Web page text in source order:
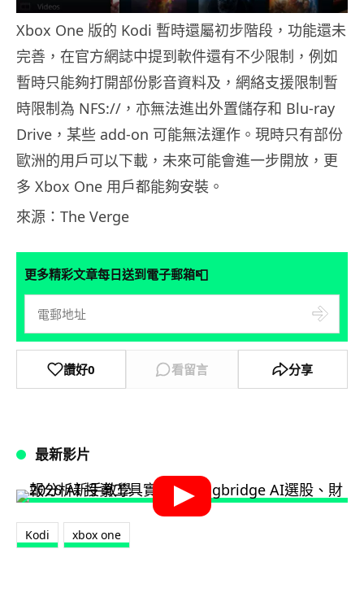
Xbox One 版的 Kodi 暫時還屬初步階段，功能還未
完善，在官方網誌中提到軟件還有不少限制，例如
暫時只能夠打開部份影音資料及，網絡支援限制暫
時限制為 NFS://，亦無法進出外置儲存和 Blu-ray
Drive，某些 add-on 可能無法運作。現時只有部份
歐洲的用戶可以下載，未來可能會進一步開放，更
多 Xbox One 用戶都能夠安裝。
來源：The Verge
更多精彩文章每日送到電子郵箱📮
讚好0 看留言 分享
最新影片
Kodi xbox one